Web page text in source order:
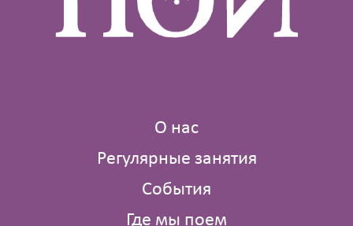
О нас
Регулярные занятия
События
Где мы поем